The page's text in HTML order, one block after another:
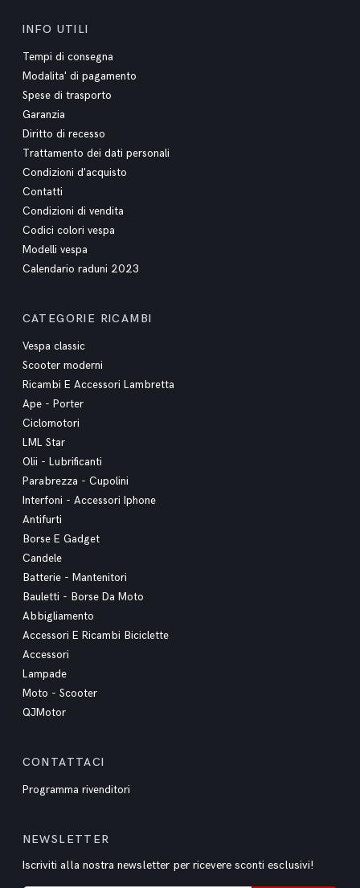
INFO UTILI
Tempi di consegna
Modalita' di pagamento
Spese di trasporto
Garanzia
Diritto di recesso
Trattamento dei dati personali
Condizioni d'acquisto
Contatti
Condizioni di vendita
Codici colori vespa
Modelli vespa
Calendario raduni 2023
CATEGORIE RICAMBI
Vespa classic
Scooter moderni
Ricambi E Accessori Lambretta
Ape - Porter
Ciclomotori
LML Star
Olii - Lubrificanti
Parabrezza - Cupolini
Interfoni - Accessori Iphone
Antifurti
Borse E Gadget
Candele
Batterie - Mantenitori
Bauletti - Borse Da Moto
Abbigliamento
Accessori E Ricambi Biciclette
Accessori
Lampade
Moto - Scooter
QJMotor
CONTATTACI
Programma rivenditori
NEWSLETTER
Iscriviti alla nostra newsletter per ricevere sconti esclusivi!